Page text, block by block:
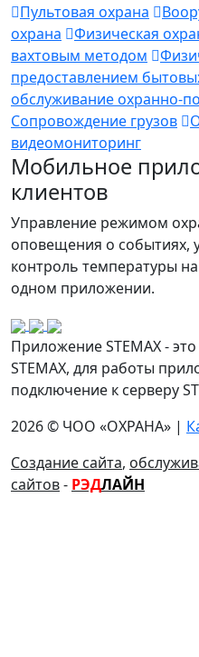
Пультовая охрана
охрана
Физическая
вахтовым методом
предоставлением
обслуживание охранно-
Сопровождение грузов
видеомониторинг
Мобильное
клиентов
Управление режимом
оповещения о событиях,
контроль температуры
одном приложении.
Приложение STEMAX -
STEMAX, для работы
подключение к серверу
2026 © ЧОО «ОХРАНА» |
Создание сайта,
сайтов- РЭДЛАЙН